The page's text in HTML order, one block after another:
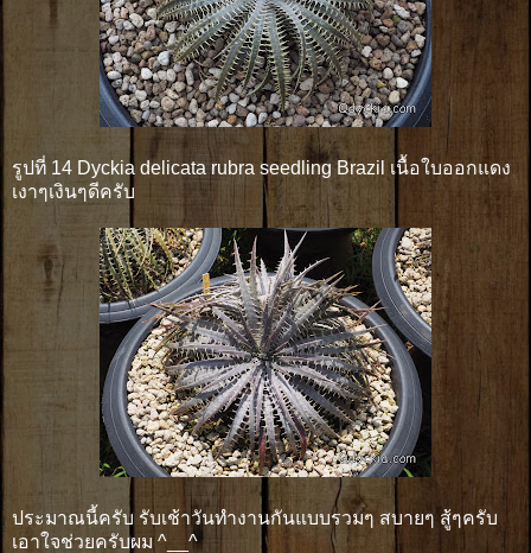
รูปที่ 14 Dyckia delicata rubra seedling Brazil เนื้อใบออกแดง
เงาๆเงินๆดีครับ
ประมาณนี้ครับ รับเช้าวันทำงานกันแบบรวมๆ สบายๆ สู้ๆครับ
เอาใจช่วยครับผม ^__^